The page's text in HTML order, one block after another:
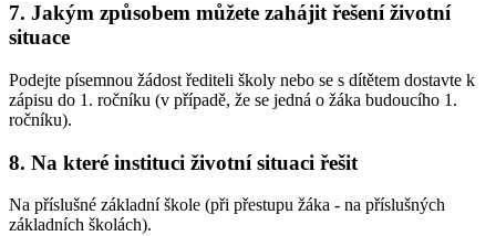
7. Jakým způsobem můžete zahájit řešení životní
situace
Podejte písemnou žádost řediteli školy nebo se s dítětem dostavte k
zápisu do 1. ročníku (v případě, že se jedná o žáka budoucího 1.
ročníku).
8. Na které instituci životní situaci řešit
Na příslušné základní škole (při přestupu žáka - na příslušných
základních školách).